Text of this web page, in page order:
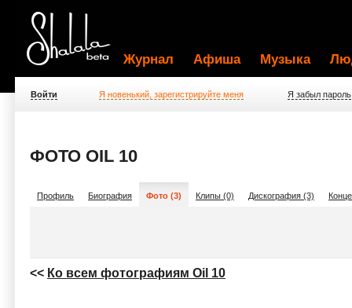
Журнал Афиша Музыка
Войти Я новенький, зарегистрируйте меня Я забыл пароль
ФОТО OIL 10
Профиль Биография Фото (3) Клипы (0) Дискография (3)
<< Ко всем фотографиям Oil 10